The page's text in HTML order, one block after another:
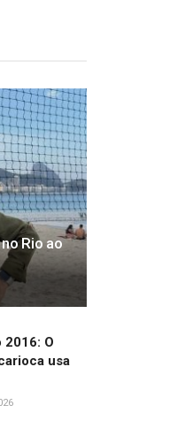
Rio ao
2016: O
usa